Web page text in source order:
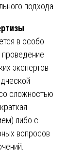
подхода.
в особо
проведение
экспертов
сложностью
либо с
вопросов